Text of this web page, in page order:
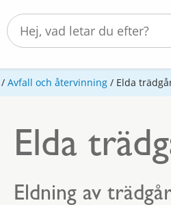
/ Avfall och återvinning / Elda
Elda
Eldning av